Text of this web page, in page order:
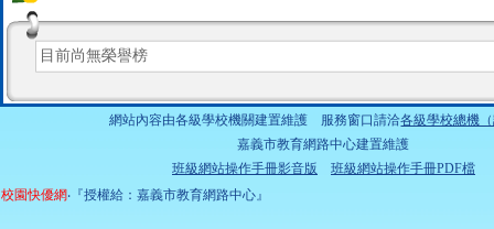
目前尚無榮譽榜
網站內容由各級學校機關建置維護 服務窗口請洽各級學校總機
嘉義市教育網路中心建置維護
班級網站操作手冊影音版
班級網站操作手冊PDF檔
校園快優網‧『授權給：嘉義市教育網路中心』